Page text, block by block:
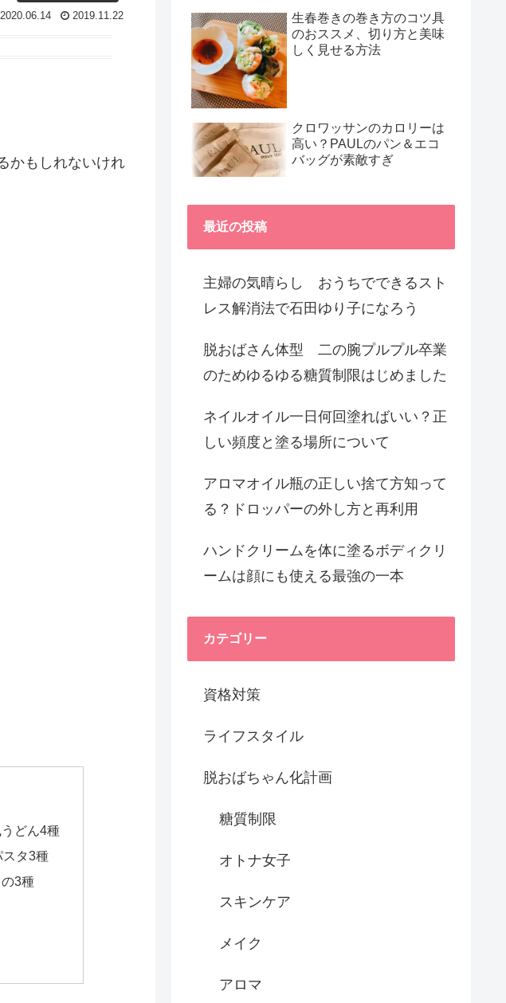
2020.06.14 2019.11.22
かもしれないけれ
どん4種
タ3種
3種
生春巻きの巻き方のコツ具
のおススメ、切り方と美味
しく見せる方法
クロワッサンのカロリーは
高い？PAULのパン＆エコ
バッグが素敵すぎ
最近の投稿
主婦の気晴らし おうちでできるスト
レス解消法で石田ゆり子になろう
脱おばさん体型 二の腕プルプル卒業
のためゆるゆる糖質制限はじめました
ネイルオイル一日何回塗ればいい？正
しい頻度と塗る場所について
アロマオイル瓶の正しい捨て方知って
る？ドロッパーの外し方と再利用
ハンドクリームを体に塗るボディクリ
ームは顔にも使える最強の一本
カテゴリー
資格対策
ライフスタイル
脱おばちゃん化計画
糖質制限
オトナ女子
スキンケア
メイク
アロマ